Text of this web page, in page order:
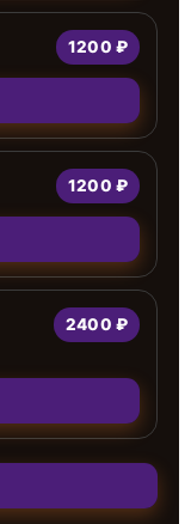
1200 ₽
1200 ₽
2400 ₽